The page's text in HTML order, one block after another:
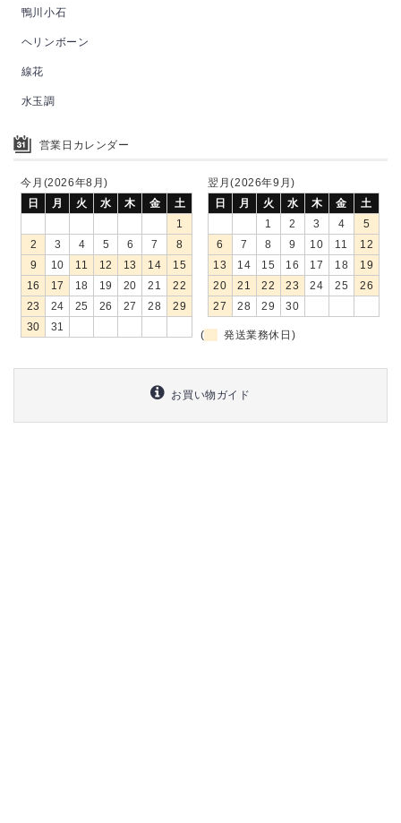
鴨川小石
ヘリンボーン
線花
水玉調
営業日カレンダー
今月(2026年8月)
日
月 火 水 木 金
土
1
2
3 4 5 6 7
8
9
10 11 12 13 14
15
16
17 18 19 20 21
22
23
24 25 26 27 28
29
30
31
翌月(2026年9月)
日
月 火 水 木 金
土
1
2 3 4
5
6
7 8 9 10 11
12
13
14 15 16 17 18
19
20
21 22 23 24 25
26
27
28 29 30
( 発送業務休日)
お買い物ガイド